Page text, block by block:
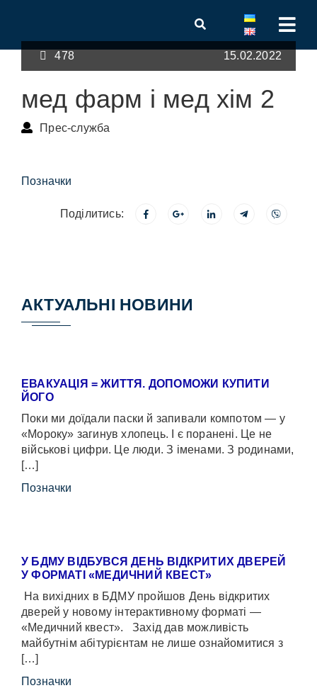
478 15.02.2022
мед фарм і мед хім 2
Прес-служба
Позначки
Поділитись:
АКТУАЛЬНІ НОВИНИ
ЕВАКУАЦІЯ = ЖИТТЯ. ДОПОМОЖИ КУПИТИ
ЙОГО
Поки ми доїдали паски й запивали компотом — у
«Мороку» загинув хлопець. І є поранені. Це не
військові цифри. Це люди. З іменами. З родинами,
[…]
Позначки
У БДМУ ВІДБУВСЯ ДЕНЬ ВІДКРИТИХ ДВЕРЕЙ
У ФОРМАТІ «МЕДИЧНИЙ КВЕСТ»
На вихідних в БДМУ пройшов День відкритих
дверей у новому інтерактивному форматі —
«Медичний квест». Захід дав можливість
майбутнім абітурієнтам не лише ознайомитися з
[…]
Позначки